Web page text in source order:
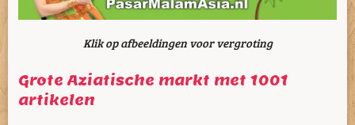
Klik op afbeeldingen voor vergroting
Grote Aziatische markt met 1001
artikelen